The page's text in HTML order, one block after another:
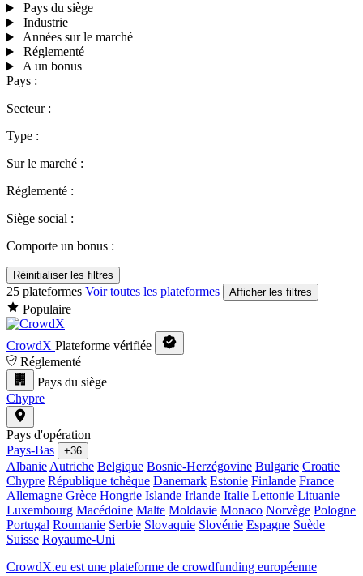
Pays du siège
Industrie
Années sur le marché
Réglementé
A un bonus
Pays :
Secteur :
Type :
Sur le marché :
Réglementé :
Siège social :
Comporte un bonus :
Réinitialiser les filtres
25 plateformes Voir toutes les plateformes Afficher les filtres
Populaire
CrowdX Plateforme vérifiée
Réglementé
Pays du siège
Chypre
Pays d'opération
Pays-Bas
+36
Albanie Autriche Belgique Bosnie-Herzégovine Bulgarie Croatie
Chypre République tchèque Danemark Estonie Finlande France
Allemagne Grèce Hongrie Islande Irlande Italie Lettonie Lituanie
Luxembourg Macédoine Malte Moldavie Monaco Norvège Pologne
Portugal Roumanie Serbie Slovaquie Slovénie Espagne Suède
Suisse Royaume-Uni
CrowdX.eu est une plateforme de crowdfunding européenne